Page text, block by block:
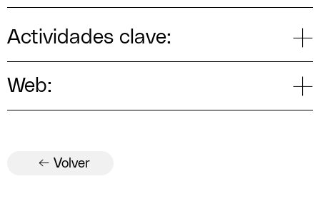
Actividades clave:
Web:
← Volver